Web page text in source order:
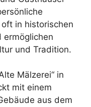
in historischen
ermöglichen
und Tradition.
Mälzerei“ in
mit einem
aus dem